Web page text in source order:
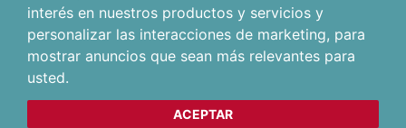
interés en nuestros productos y servicios y
personalizar las interacciones de marketing, para
mostrar anuncios que sean más relevantes para
usted.
ACEPTAR